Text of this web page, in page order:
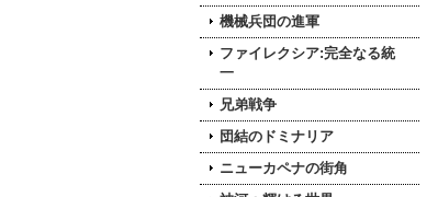
機械兵団の進軍
ファイレクシア:完全なる統
一
兄弟戦争
団結のドミナリア
ニューカペナの街角